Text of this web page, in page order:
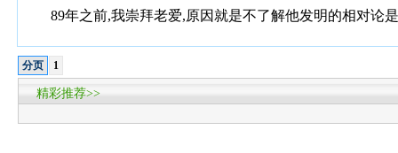
89年之前,我崇拜老爱,原因就是不了解他发明的相对论
分页 1
精彩推荐>>